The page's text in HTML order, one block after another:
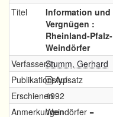
Titel
Information und
Vergnügen :
Rheinland-Pfalz-
Weindörfer
Verfasser/inStumm, Gerhard
PublikationstypAufsatz
Erschienen1992
AnmerkungenWeindörfer =